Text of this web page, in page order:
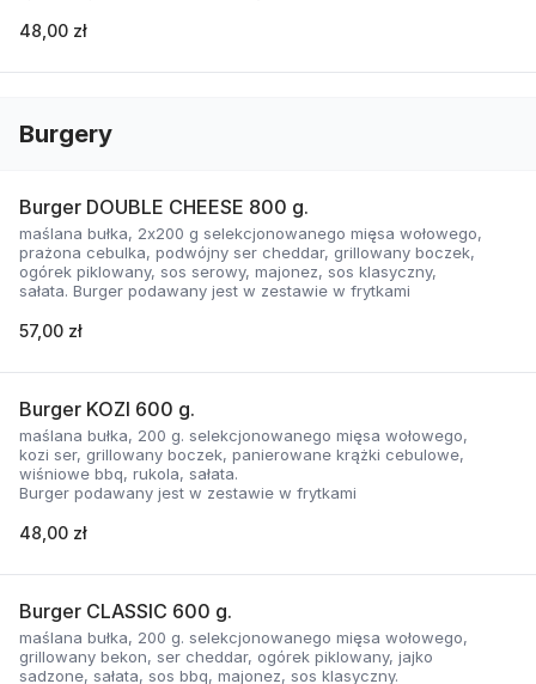
48,00 zł
Burgery
Burger DOUBLE CHEESE 800 g.
maślana bułka, 2x200 g selekcjonowanego mięsa wołowego,
prażona cebulka, podwójny ser cheddar, grillowany boczek,
ogórek piklowany, sos serowy, majonez, sos klasyczny,
sałata. Burger podawany jest w zestawie w frytkami
57,00 zł
Burger KOZI 600 g.
maślana bułka, 200 g. selekcjonowanego mięsa wołowego,
kozi ser, grillowany boczek, panierowane krążki cebulowe,
wiśniowe bbq, rukola, sałata.
Burger podawany jest w zestawie w frytkami
48,00 zł
Burger CLASSIC 600 g.
maślana bułka, 200 g. selekcjonowanego mięsa wołowego,
grillowany bekon, ser cheddar, ogórek piklowany, jajko
sadzone, sałata, sos bbq, majonez, sos klasyczny.